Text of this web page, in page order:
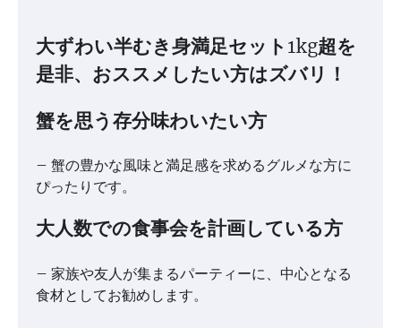
大ずわい半むき身満足セット1kg超を
是非、おススメしたい方はズバリ！
蟹を思う存分味わいたい方
– 蟹の豊かな風味と満足感を求めるグルメな方に
ぴったりです。
大人数での食事会を計画している方
– 家族や友人が集まるパーティーに、中心となる
食材としてお勧めします。